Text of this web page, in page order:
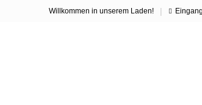
Willkommen in unserem Laden! |